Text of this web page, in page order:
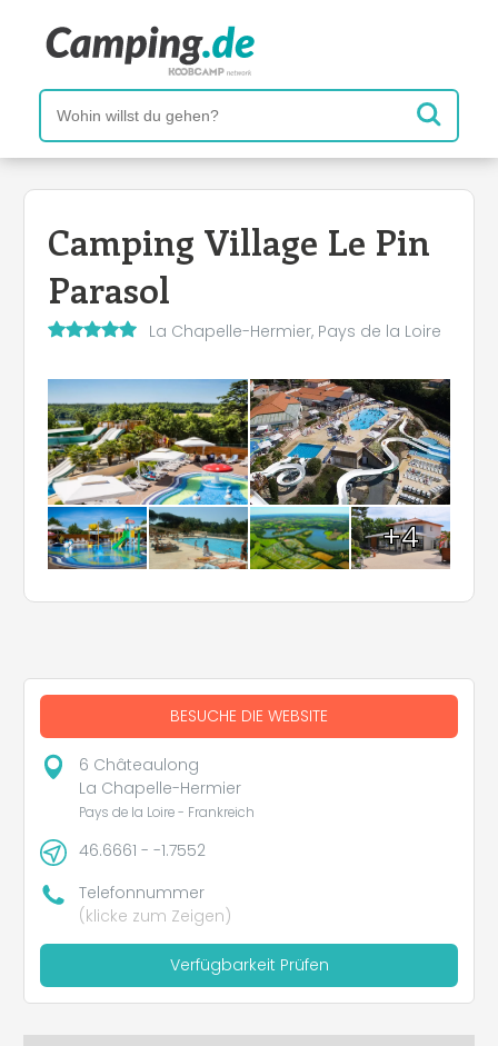
Camping Village Le Pin
Parasol
La Chapelle-Hermier, Pays de la Loire
+4
BESUCHE DIE WEBSITE
6 Châteaulong
La Chapelle-Hermier
Pays de la Loire - Frankreich
46.6661 - -1.7552
Telefonnummer
(klicke zum Zeigen)
Verfügbarkeit Prüfen